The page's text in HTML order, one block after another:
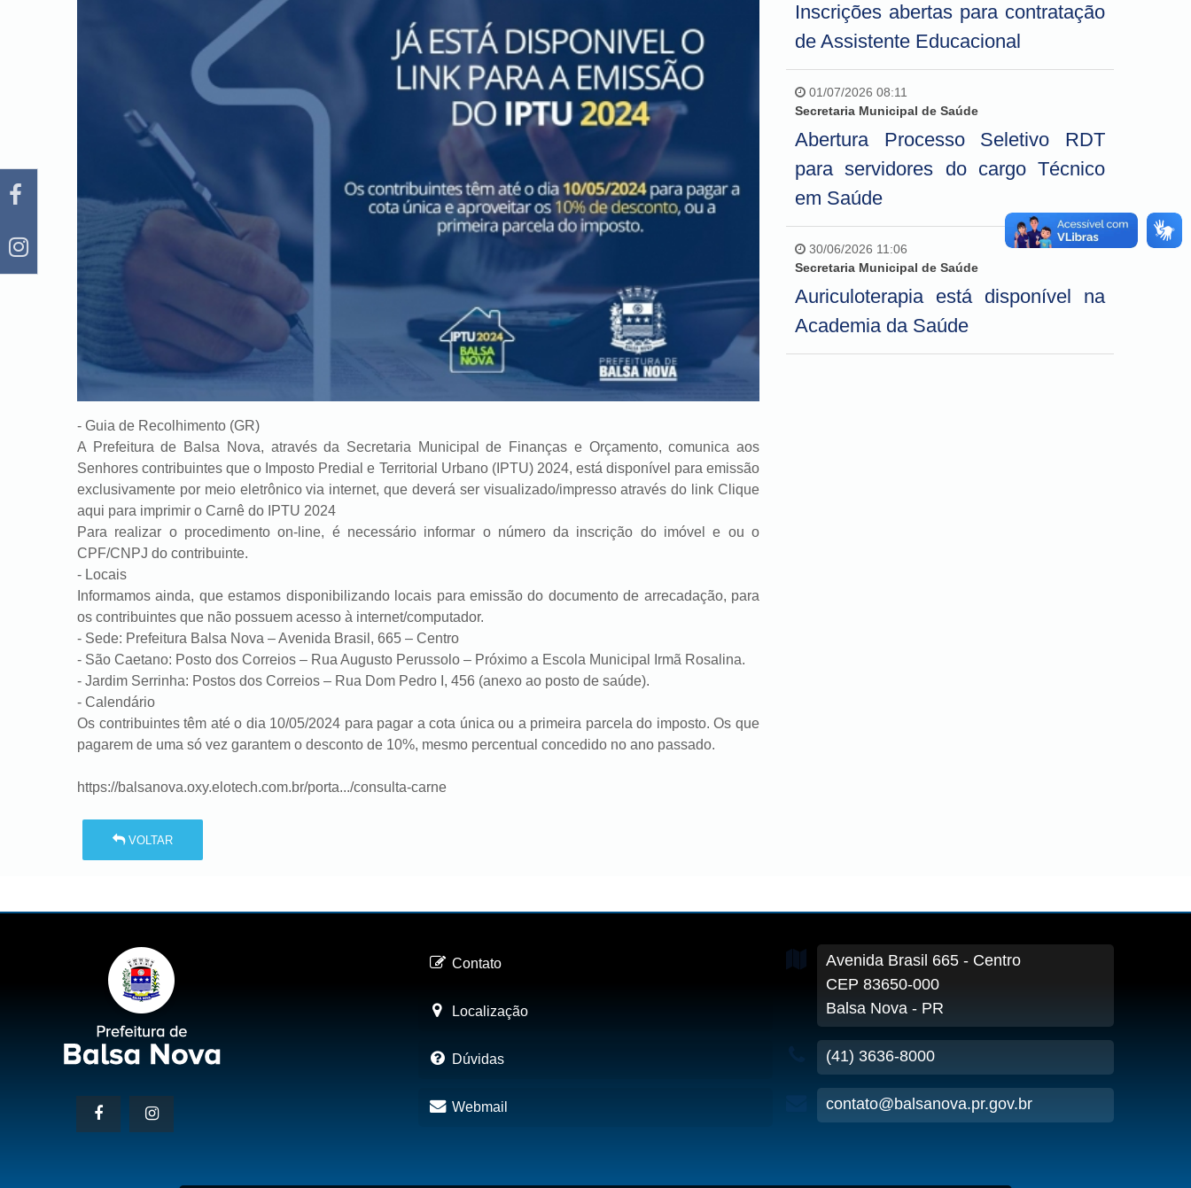
- Guia de Recolhimento (GR)
A Prefeitura de Balsa Nova, através da Secretaria Municipal de Finanças e Orçamento, comunica aos
Senhores contribuintes que o Imposto Predial e Territorial Urbano (IPTU) 2024, está disponível para emissão
exclusivamente por meio eletrônico via internet, que deverá ser visualizado/impresso através do link Clique
aqui para imprimir o Carnê do IPTU 2024
Para realizar o procedimento on-line, é necessário informar o número da inscrição do imóvel e ou o
CPF/CNPJ do contribuinte.
- Locais
Informamos ainda, que estamos disponibilizando locais para emissão do documento de arrecadação, para
os contribuintes que não possuem acesso à internet/computador.
- Sede: Prefeitura Balsa Nova – Avenida Brasil, 665 – Centro
- São Caetano: Posto dos Correios – Rua Augusto Perussolo – Próximo a Escola Municipal Irmã Rosalina.
- Jardim Serrinha: Postos dos Correios – Rua Dom Pedro I, 456 (anexo ao posto de saúde).
- Calendário
Os contribuintes têm até o dia 10/05/2024 para pagar a cota única ou a primeira parcela do imposto. Os que
pagarem de uma só vez garantem o desconto de 10%, mesmo percentual concedido no ano passado.
https://balsanova.oxy.elotech.com.br/porta.../consulta-carne
VOLTAR
Inscrições abertas para contratação
de Assistente Educacional
01/07/2026 08:11
Secretaria Municipal de Saúde
Abertura Processo Seletivo RDT
para servidores do cargo Técnico
em Saúde
30/06/2026 11:06
Secretaria Municipal de Saúde
Auriculoterapia está disponível na
Academia da Saúde
Contato
Localização
Dúvidas
Webmail
Avenida Brasil 665 - Centro
CEP 83650-000
Balsa Nova - PR
(41) 3636-8000
contato@balsanova.pr.gov.br